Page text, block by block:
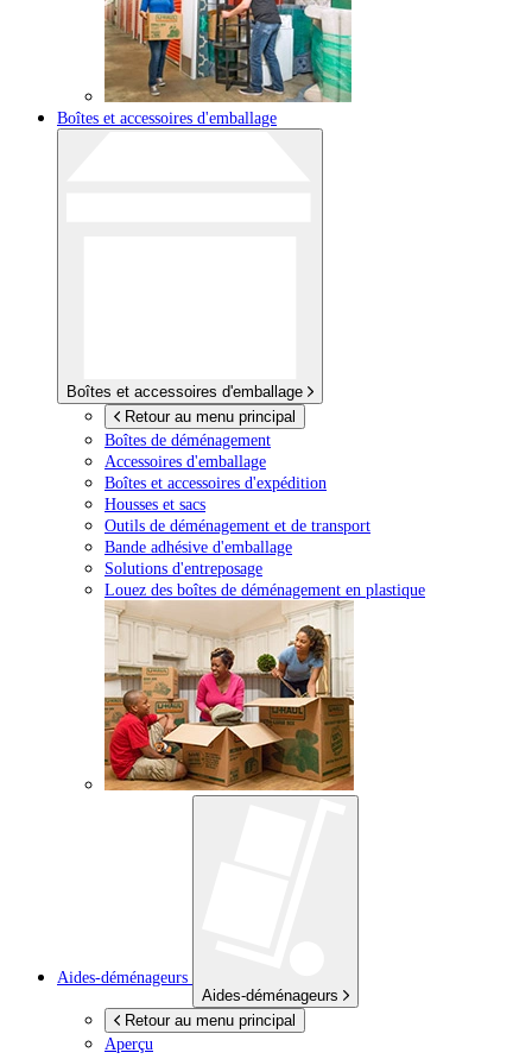
Boîtes et accessoires d'emballage
Boîtes et accessoires d'emballage
Retour au menu principal
Boîtes de déménagement
Accessoires d'emballage
Boîtes et accessoires d'expédition
Housses et sacs
Outils de déménagement et de transport
Bande adhésive d'emballage
Solutions d'entreposage
Louez des boîtes de déménagement en plastique
Aides-déménageurs
Aides-déménageurs
Retour au menu principal
Aperçu